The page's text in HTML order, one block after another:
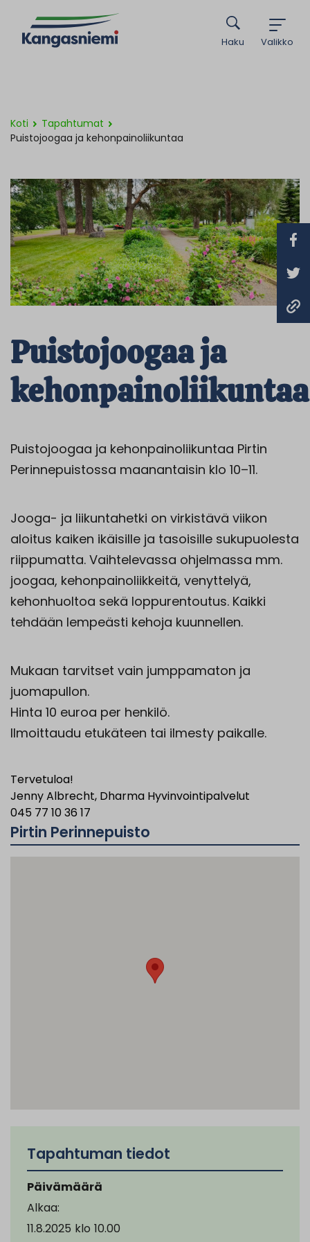
Valikko
Haku
Koti
Tapahtumat
Puistojoogaa ja kehonpainoliikuntaa
Puistojoogaa ja
kehonpainoliikuntaa
Puistojoogaa ja kehonpainoliikuntaa Pirtin
Perinnepuistossa maanantaisin klo 10–11.
Jooga- ja liikuntahetki on virkistävä viikon
aloitus kaiken ikäisille ja tasoisille sukupuolesta
riippumatta. Vaihtelevassa ohjelmassa mm.
joogaa, kehonpainoliikkeitä, venyttelyä,
kehonhuoltoa sekä loppurentoutus. Kaikki
tehdään lempeästi kehoja kuunnellen.
Mukaan tarvitset vain jumppamaton ja
juomapullon.
Hinta 10 euroa per henkilö.
Ilmoittaudu etukäteen tai ilmesty paikalle.
Tervetuloa!
Jenny Albrecht, Dharma Hyvinvointipalvelut
045 77 10 36 17
Pirtin Perinnepuisto
Tapahtuman tiedot
Päivämäärä
Alkaa:
11.8.2025 klo 10.00